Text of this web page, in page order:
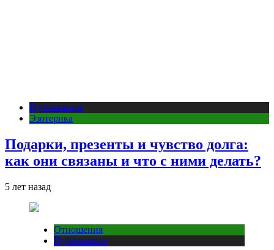
Публикации
Эзотерика
Подарки, презенты и чувство долга:
как они связаны и что с ними делать?
5 лет назад
Отношения
Публикации